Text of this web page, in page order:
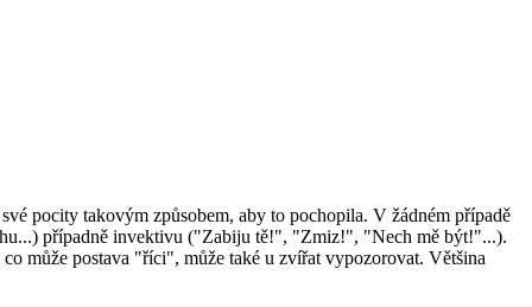
pocity takovým způsobem, aby to pochopila. V žádném případě
případně invektivu ("Zabiju tě!", "Zmiz!", "Nech mě být!"...).
může postava "říci", může také u zvířat vypozorovat. Většina